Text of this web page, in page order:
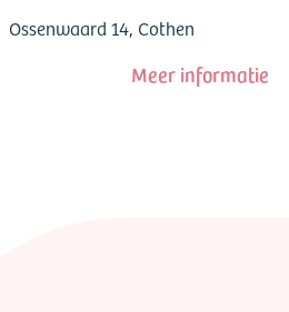
Ossenwaard 14, Cothen
Meer informatie